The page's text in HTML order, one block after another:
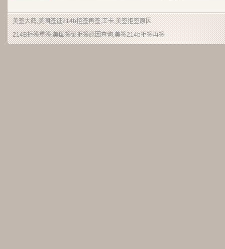
美签大鹤,美国签证214b拒签再签,工卡,美签拒签原因
214B拒签重签,美国签证拒签原因查询,美签214b拒签再签